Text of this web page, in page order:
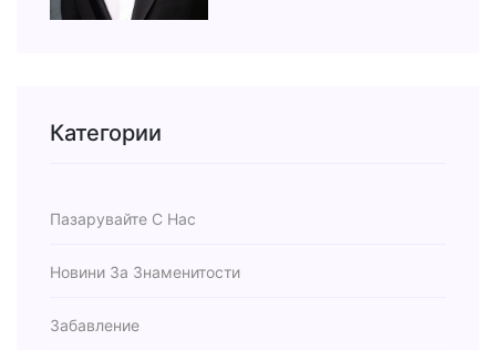
Категории
Пазарувайте С Нас
Новини За Знаменитости
Забавление